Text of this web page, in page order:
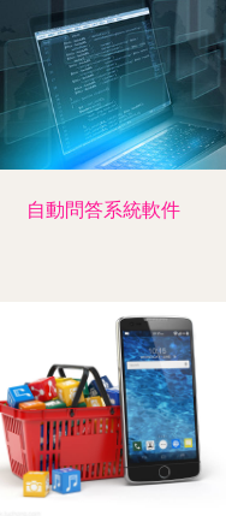
自動問答系統軟件